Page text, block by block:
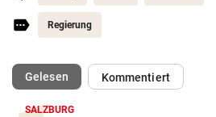
Regierung
Gelesen(ausgewählt)Kommentiert
SALZBURG